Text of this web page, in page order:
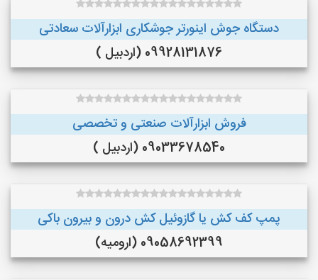
دستگاه جوش اینورتر جوشکاری ابزارآلات سعادتی
09928131876 (اردبیل )
فروش ابزارآلات صنعتی و تخصصی
09033678540 (اردبیل )
پمپ کف کش یا گازوئیل کش درون و بیرون باکی
09058692399 (ارومیه)